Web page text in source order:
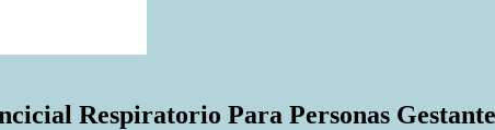
Respiratorio Para Personas